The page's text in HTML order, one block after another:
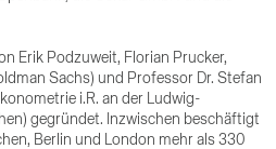
Erik Podzuweit, Florian Prucker,
Sachs) und Professor Dr. Stefan
i.R. an der Ludwig-
gegründet. Inzwischen beschäftigt
Berlin und London mehr als 330